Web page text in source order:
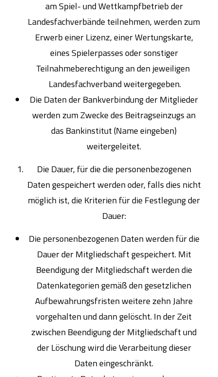
am Spiel- und Wettkampfbetrieb der
Landesfachverbände teilnehmen, werden zum
Erwerb einer Lizenz, einer Wertungskarte,
eines Spielerpasses oder sonstiger
Teilnahmeberechtigung an den jeweiligen
Landesfachverband weitergegeben.
Die Daten der Bankverbindung der Mitglieder
werden zum Zwecke des Beitragseinzugs an
das Bankinstitut (Name eingeben)
weitergeleitet.
Die Dauer, für die die personenbezogenen
Daten gespeichert werden oder, falls dies nicht
möglich ist, die Kriterien für die Festlegung der
Dauer:
Die personenbezogenen Daten werden für die
Dauer der Mitgliedschaft gespeichert. Mit
Beendigung der Mitgliedschaft werden die
Datenkategorien gemäß den gesetzlichen
Aufbewahrungsfristen weitere zehn Jahre
vorgehalten und dann gelöscht. In der Zeit
zwischen Beendigung der Mitgliedschaft und
der Löschung wird die Verarbeitung dieser
Daten eingeschränkt.